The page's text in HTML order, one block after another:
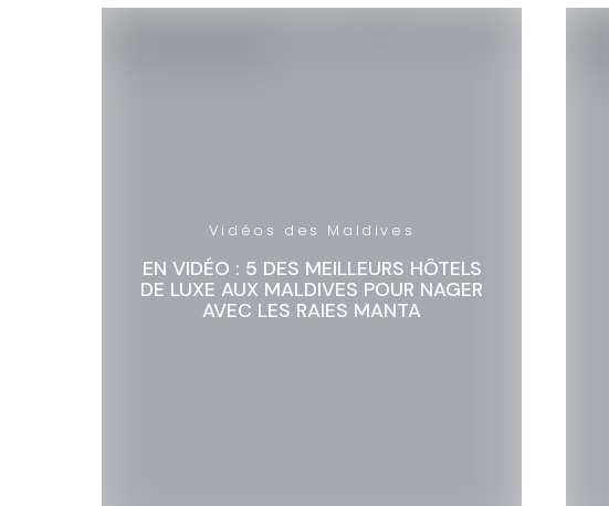
Vidéos des Maldives
EN VIDÉO : 5 DES MEILLEURS HÔTELS
DE LUXE AUX MALDIVES POUR NAGER
AVEC LES RAIES MANTA